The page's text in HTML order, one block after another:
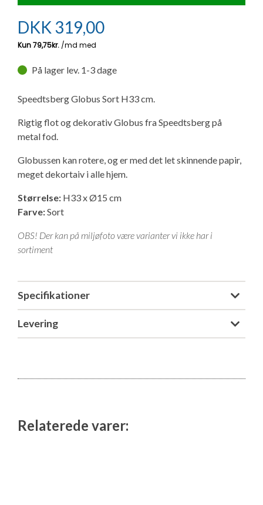
Adria Astella
Next
Hobby Prestige
Hobby Maxia
Ny campingvogn - godt at vide
Lille campingvogn
Finansiering af campingvogn
Forsikring af campingvogn
Vil du sælge din campingvogn?
Brugte telte og udstyr
Isabella fortelte
Isabella Fortelte
Isabella Lufttelte
Isabella weekend- og vinterfortelte
Isabella fortelte til specialvogne
Camping erhverv
Adria Coral
Adria Compact
Internet i campingvognen
Aircondition og klimaanlæg
Gas-komfort i din campingvogn
E-trailer kontrol- og sikkerhedsapp
Byvand - rindende vand i campingvognen
3 spændende ideer til campingvognen
GPS tracker til autocamper og campingvogn
GRØN Virksomhed
Klagemuligheder
Konkurrenceregler
GPDR - Optagelse af foto og video
GPDR - KG Camping Kundeklub
DKK 319,00
På lager lev. 1-3 dage
Speedtsberg Globus Sort H33 cm.
Rigtig flot og dekorativ Globus fra Speedtsberg på
metal fod.
Globussen kan rotere, og er med det let skinnende papir,
meget dekortaiv i alle hjem.
Størrelse: H33 x Ø15 cm
Farve:Sort
OBS! Der kan på miljøfoto være varianter vi ikke har i
sortiment
Specifikationer
Levering
Relaterede varer: